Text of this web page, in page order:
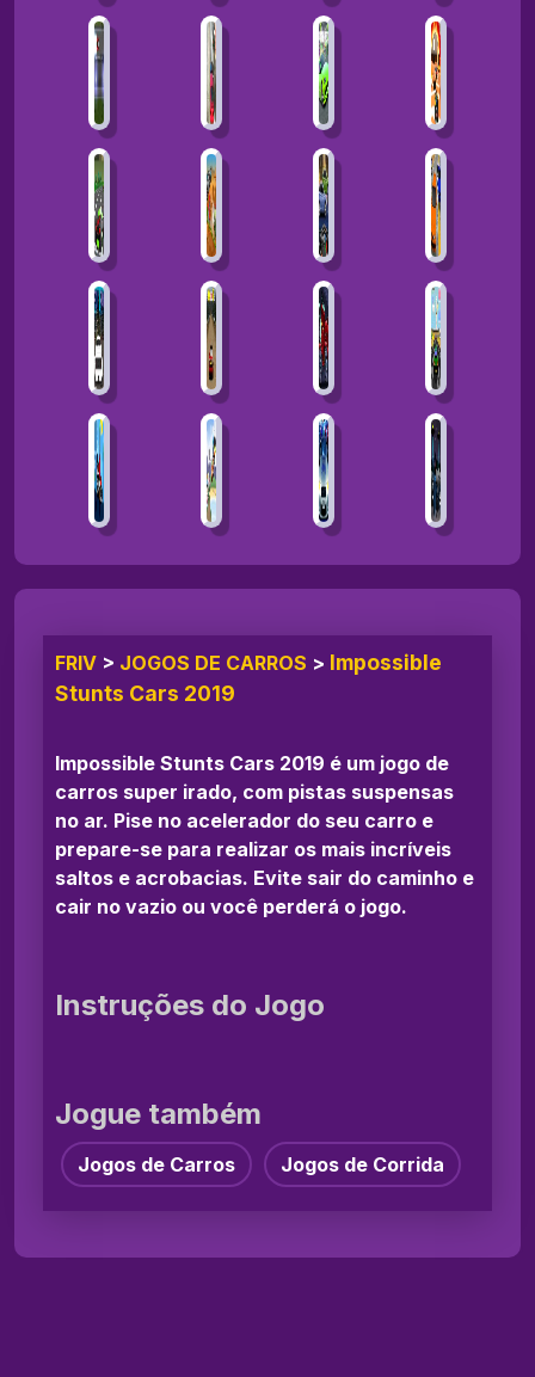
FRIV > JOGOS DE CARROS > Impossible
Stunts Cars 2019
Impossible Stunts Cars 2019 é um jogo de
carros super irado, com pistas suspensas
no ar. Pise no acelerador do seu carro e
prepare-se para realizar os mais incríveis
saltos e acrobacias. Evite sair do caminho e
cair no vazio ou você perderá o jogo.
Instruções do Jogo
Jogue também
Jogos de Carros Jogos de Corrida